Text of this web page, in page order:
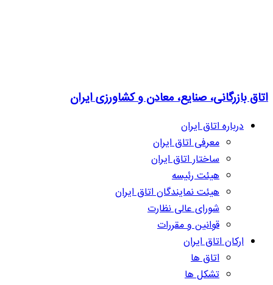
اتاق بازرگانی، صنایع، معادن و کشاورزی ایران
درباره اتاق ایران
معرفی اتاق ایران
ساختار اتاق ایران
هیئت رئیسه
هیئت نمایندگان اتاق ایران
شورای عالی نظارت
قوانین و مقررات
ارکان اتاق ایران
اتاق ها
تشکل ها